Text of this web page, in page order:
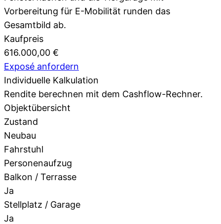
Vorbereitung für E-Mobilität runden das
Gesamtbild ab.
Kaufpreis
616.000,00 €
Exposé anfordern
Individuelle Kalkulation
Rendite berechnen mit dem Cashflow-Rechner.
Objektübersicht
Zustand
Neubau
Fahrstuhl
Personenaufzug
Balkon / Terrasse
Ja
Stellplatz / Garage
Ja